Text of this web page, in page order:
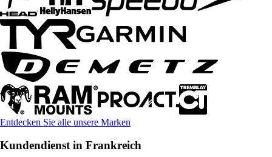
Entdecken Sie alle unsere Marken
Kundendienst in Frankreich